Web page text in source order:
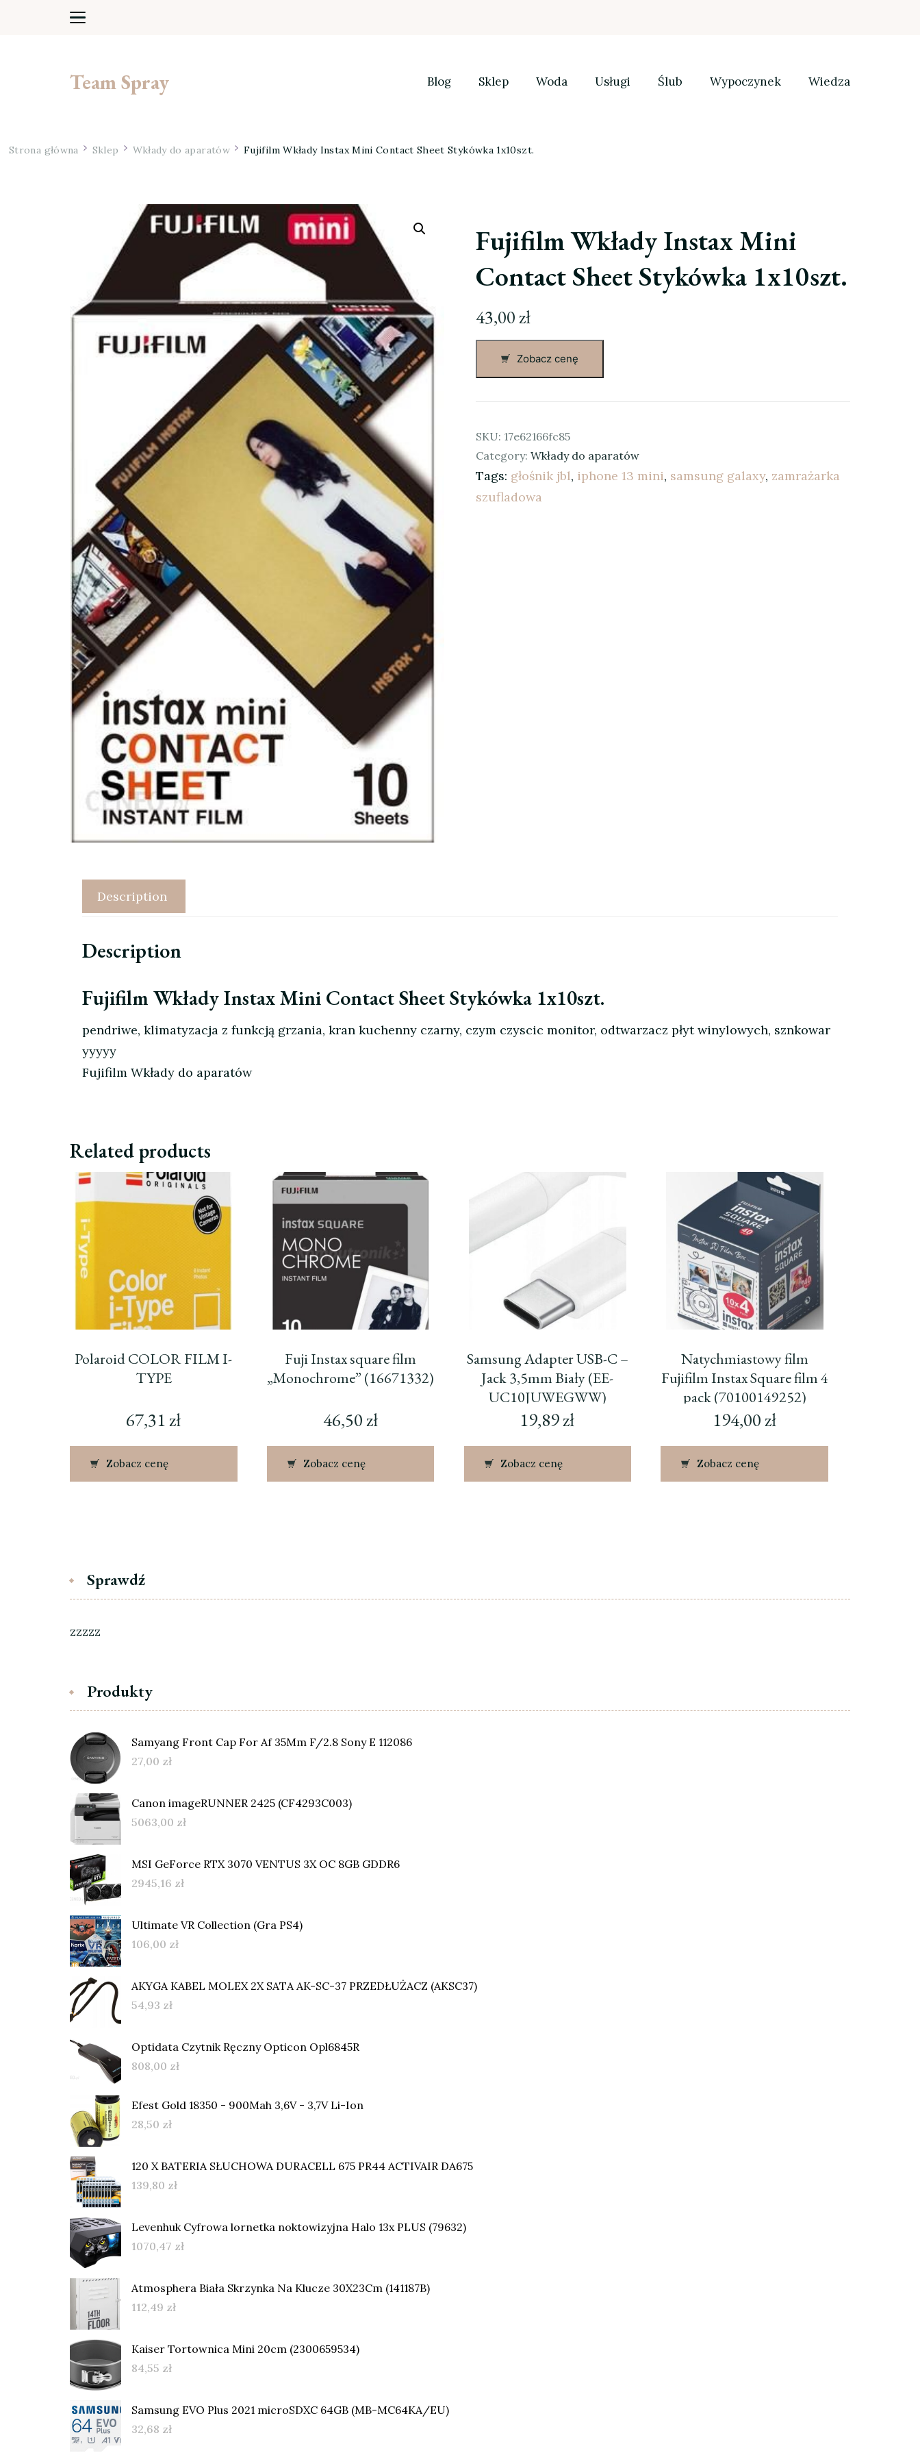
Team Spray Blog Sklep Woda Usługi Ślub Wypoczynek Wiedza
Strona główna Sklep Wkłady do aparatów Fujifilm Wkłady Instax Mini Contact Sheet Stykówka 1x10szt.
Fujifilm Wkłady Instax Mini
Contact Sheet Stykówka 1x10szt.
43,00zł
Zobacz cenę
SKU: 17e62166fc85
Category: Wkłady do aparatów
Tags: głośnik jbl, iphone 13 mini, samsung galaxy, zamrażarka
szufladowa
Description
Description
Fujifilm Wkłady Instax Mini Contact Sheet Stykówka 1x10szt.
pendriwe, klimatyzacja z funkcją grzania, kran kuchenny czarny, czym czyscic monitor, odtwarzacz płyt winylowych, sznkowar
yyyyy
Fujifilm Wkłady do aparatów
Related products
Polaroid COLOR FILM I-
TYPE
67,31zł
Zobacz cenę
Fuji Instax square film
„Monochrome” (16671332)
46,50zł
Zobacz cenę
Samsung Adapter USB-C –
Jack 3,5mm Biały (EE-
UC10JUWEGWW)
19,89zł
Zobacz cenę
Natychmiastowy film
Fujifilm Instax Square film 4
pack (70100149252)
194,00zł
Zobacz cenę
Sprawdź
zzzzz
Produkty
Samyang Front Cap For Af 35Mm F/2.8 Sony E 112086
27,00 zł
Canon imageRUNNER 2425 (CF4293C003)
5063,00 zł
MSI GeForce RTX 3070 VENTUS 3X OC 8GB GDDR6
2945,16 zł
Ultimate VR Collection (Gra PS4)
106,00 zł
AKYGA KABEL MOLEX 2X SATA AK-SC-37 PRZEDŁUŻACZ (AKSC37)
54,93 zł
Optidata Czytnik Ręczny Opticon Opl6845R
808,00 zł
Efest Gold 18350 - 900Mah 3,6V - 3,7V Li-Ion
28,50 zł
120 X BATERIA SŁUCHOWA DURACELL 675 PR44 ACTIVAIR DA675
139,80 zł
Levenhuk Cyfrowa lornetka noktowizyjna Halo 13x PLUS (79632)
1070,47 zł
Atmosphera Biała Skrzynka Na Klucze 30X23Cm (141187B)
112,49 zł
Kaiser Tortownica Mini 20cm (2300659534)
84,55 zł
Samsung EVO Plus 2021 microSDXC 64GB (MB-MC64KA/EU)
32,68 zł